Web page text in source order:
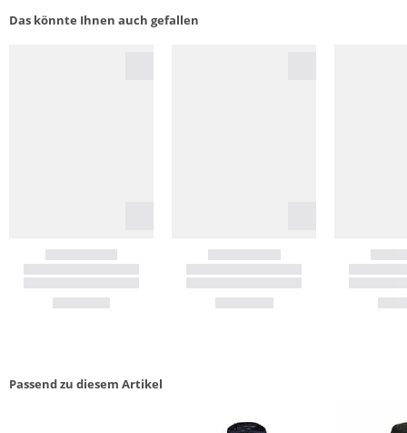
Das könnte Ihnen auch gefallen
Passend zu diesem Artikel